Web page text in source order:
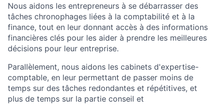
Nous aidons les entrepreneurs à se débarrasser des
tâches chronophages liées à la comptabilité et à la
finance, tout en leur donnant accès à des informations
financières clés pour les aider à prendre les meilleures
décisions pour leur entreprise.
Parallèlement, nous aidons les cabinets d'expertise-
comptable, en leur permettant de passer moins de
temps sur des tâches redondantes et répétitives, et
plus de temps sur la partie conseil et